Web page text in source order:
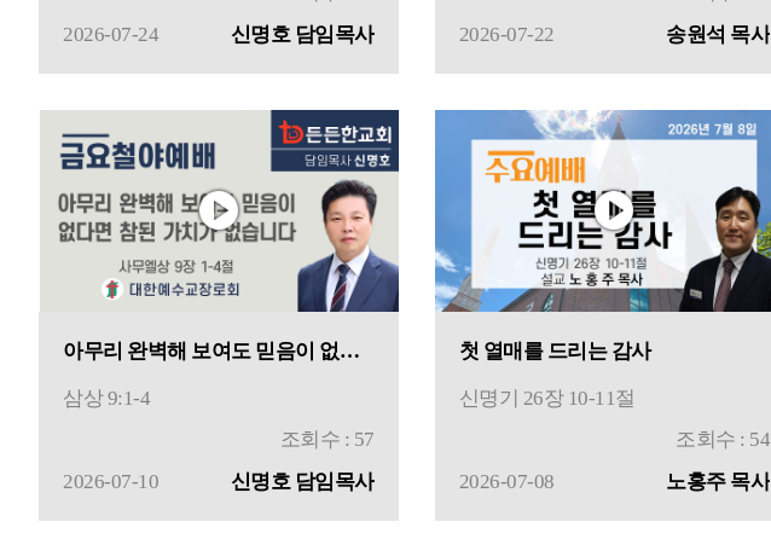
2026-07-24
신명호 담임목사
2026-07-22
송원석 목사
아무리 완벽해 보여도 믿음이 없다면 참된 가치가 없습니다
삼상 9:1-4
조회수 : 57
2026-07-10
신명호 담임목사
첫 열매를 드리는 감사
신명기 26장 10-11절
조회수 : 54
2026-07-08
노홍주 목사